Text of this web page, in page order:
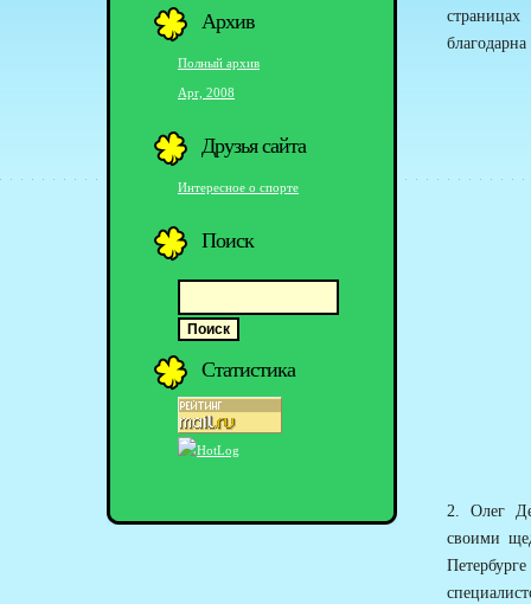
2. Олег
своими
Архив
Полный архив
Apr, 2008
Друзья сайта
Интересное о спорте
Поиск
Статистика